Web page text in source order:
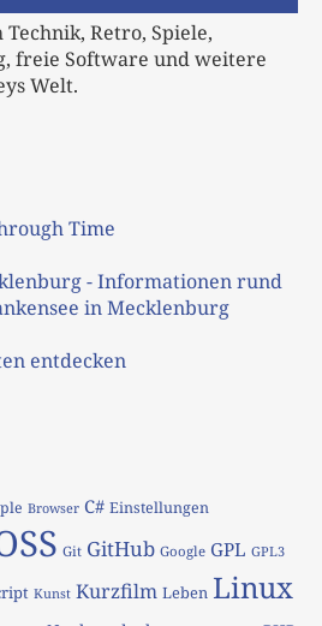
Retro, Spiele,
freie Software und weitere
Welt.
Time
- Informationen rund
in Mecklenburg
entdecken
Browser C# Einstellungen
Git GitHub Google GPL GPL3
Kunst Kurzfilm Leben Linux